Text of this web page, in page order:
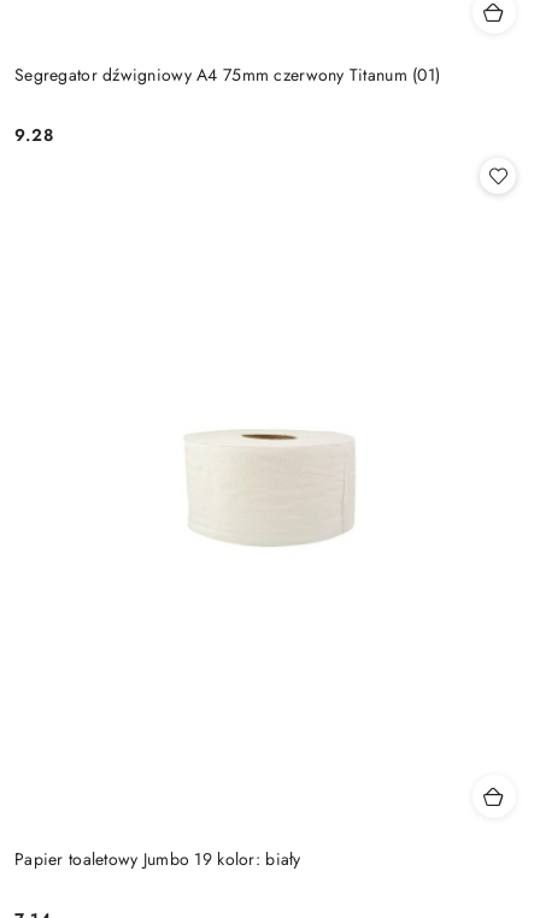
Segregator dźwigniowy A4 75mm czerwony Titanum (01)
Cena:
9.28
Papier toaletowy Jumbo 19 kolor: biały